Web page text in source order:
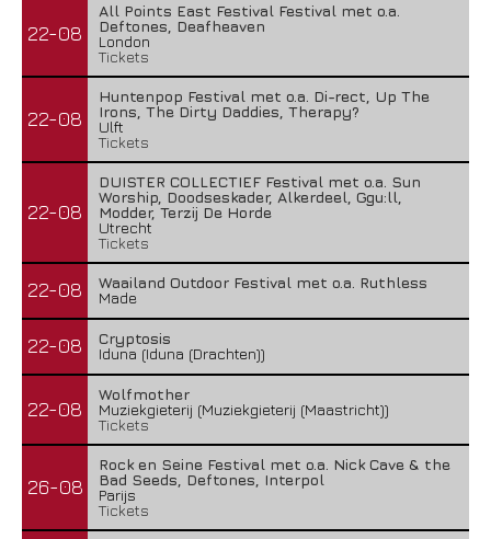
22-08
All Points East Festival Festival met o.a.
Deftones, Deafheaven
London
Tickets
22-08
Huntenpop Festival met o.a. Di-rect, Up The
Irons, The Dirty Daddies, Therapy?
Ulft
Tickets
22-08
DUISTER COLLECTIEF Festival met o.a. Sun
Worship, Doodseskader, Alkerdeel, Ggu:ll,
Modder, Terzij De Horde
Utrecht
Tickets
22-08
Waailand Outdoor Festival met o.a. Ruthless
Made
22-08
Cryptosis
Iduna (Iduna (Drachten))
22-08
Wolfmother
Muziekgieterij (Muziekgieterij (Maastricht))
Tickets
26-08
Rock en Seine Festival met o.a. Nick Cave & the
Bad Seeds, Deftones, Interpol
Parijs
Tickets